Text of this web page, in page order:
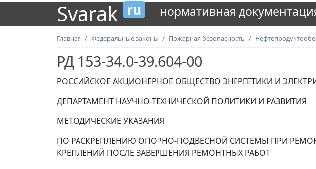
Svarak ru нормативная
Главная Федеральные законы Пожарная безопасность
РД 153-34.0-39.604-00
РОССИЙСКОЕ АКЦИОНЕРНОЕ ОБЩЕСТВО ЭНЕРГЕТИКИ И
ДЕПАРТАМЕНТ НАУЧНО-ТЕХНИЧЕСКОЙ ПОЛИТИКИ И РАЗВИТИЯ
МЕТОДИЧЕСКИЕ УКАЗАНИЯ
ПО РАСКРЕПЛЕНИЮ ОПОРНО-ПОДВЕСНОЙ СИСТЕМЫ ПРИ
КРЕПЛЕНИЙ ПОСЛЕ ЗАВЕРШЕНИЯ РЕМОНТНЫХ РАБОТ